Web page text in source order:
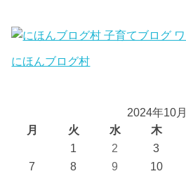
にほんブログ村
2024年10月
月
火 水 木
1
2 3
7
8 9 10